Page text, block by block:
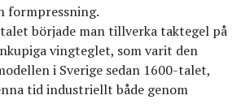
formpressning.
började man tillverka taktegel på
vingteglet, som varit den
i Sverige sedan 1600-talet,
tid industriellt både genom